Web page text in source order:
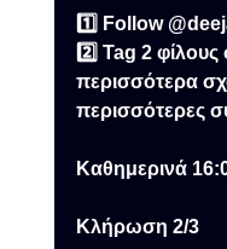
1️⃣ Follow
2️⃣ Tag 2
περισσότερα
περισσότερες
Καθημερινά
Κλήρωση 2/3